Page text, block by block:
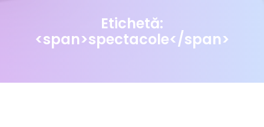
Etichetă:
<span>spectacole</span>